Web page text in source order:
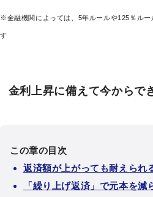
※金融機関によっては、5年ルールや125％ルー
す
金利上昇に備えて今からで
この章の目次
返済額が上がっても耐えられ
「繰り上げ返済」で元本を減